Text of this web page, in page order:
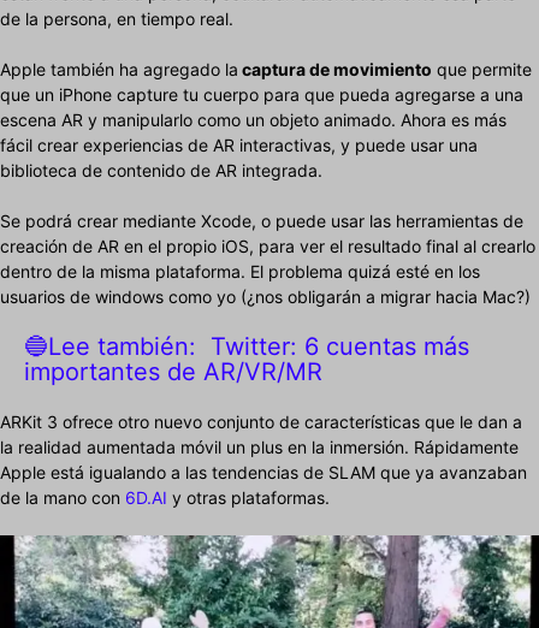
de la persona, en tiempo real.
Apple también ha agregado la captura de movimiento que permite
que un iPhone capture tu cuerpo para que pueda agregarse a una
escena AR y manipularlo como un objeto animado. Ahora es más
fácil crear experiencias de AR interactivas, y puede usar una
biblioteca de contenido de AR integrada.
Se podrá crear mediante Xcode, o puede usar las herramientas de
creación de AR en el propio iOS, para ver el resultado final al crearlo
dentro de la misma plataforma. El problema quizá esté en los
usuarios de windows como yo (¿nos obligarán a migrar hacia Mac?)
🔵Lee también:
Twitter: 6 cuentas más
importantes de AR/VR/MR
ARKit 3 ofrece otro nuevo conjunto de características que le dan a
la realidad aumentada móvil un plus en la inmersión. Rápidamente
Apple está igualando a las tendencias de SLAM que ya avanzaban
de la mano con 6D.AI y otras plataformas.